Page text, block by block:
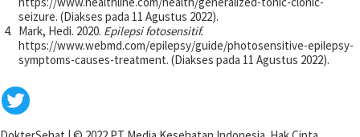
seizure. (Diakses pada 11 Agustus 2022).
Mark, Hedi. 2020. Epilepsi fotosensitif.
https://www.webmd.com/epilepsy/guide/photosensitive-epilepsy-
symptoms-causes-treatment. (Diakses pada 11 Agustus 2022).